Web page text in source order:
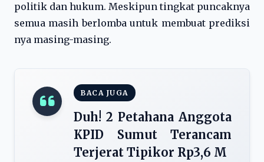
politik dan hukum. Meskipun tingkat puncaknya
semua masih berlomba untuk membuat prediksi
nya masing-masing.
BACA JUGA
Duh! 2 Petahana Anggota
KPID Sumut Terancam
Terjerat Tipikor Rp3,6 M